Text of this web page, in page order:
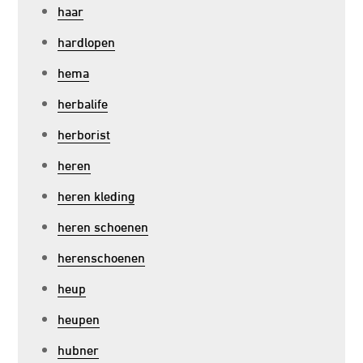
haar
hardlopen
hema
herbalife
herborist
heren
heren kleding
heren schoenen
herenschoenen
heup
heupen
hubner